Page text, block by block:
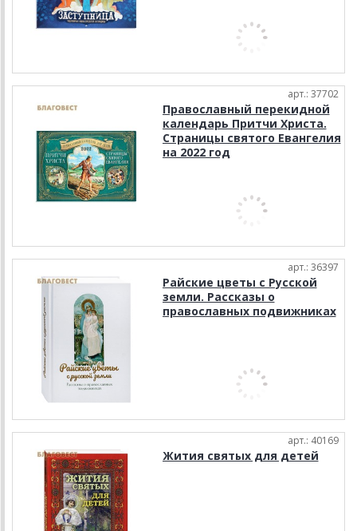
арт.: 37702
Православный перекидной
календарь Притчи Христа.
Страницы святого Евангелия
на 2022 год
арт.: 36397
Райские цветы с Русской
земли. Рассказы о
православных подвижниках
арт.: 40169
Жития святых для детей